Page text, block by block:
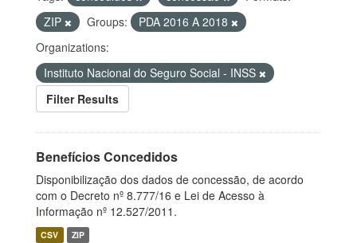
ZIP
Groups:
PDA 2016 A 2018
Organizations:
Instituto Nacional do Seguro Social - INSS
Filter Results
Benefícios Concedidos
Disponibilização dos dados de concessão, de acordo
com o Decreto nº 8.777/16 e Lei de Acesso à
Informação nº 12.527/2011.
CSV ZIP